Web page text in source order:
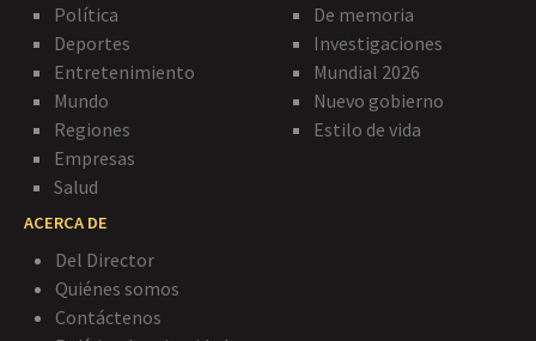
Política
Deportes
Entretenimiento
Mundo
Regiones
Empresas
Salud
De memoria
Investigaciones
Mundial 2026
Nuevo gobierno
Estilo de vida
ACERCA DE
Del Director
Quiénes somos
Contáctenos